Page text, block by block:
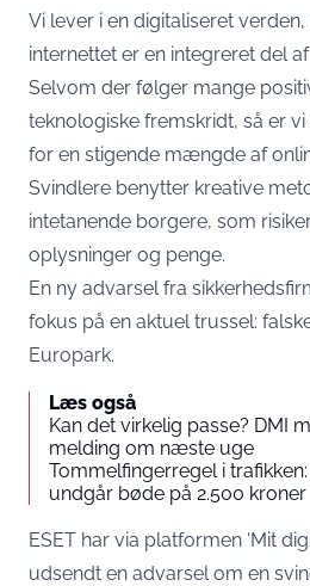
Vi lever i en digitaliseret
internettet er en integreret del
Selvom der følger mange
teknologiske fremskridt, så er
for en stigende mængde af
Svindlere benytter kreative
intetanende borgere, som
oplysninger og penge.
En ny advarsel fra
fokus på en aktuel trussel:
Europark.
Læs også
Kan det virkelig passe? DMI
melding om næste uge
Tommelfingerregel i
undgår bøde på 2.500 kroner
ESET har via platformen ‘Mit
udsendt en advarsel om en